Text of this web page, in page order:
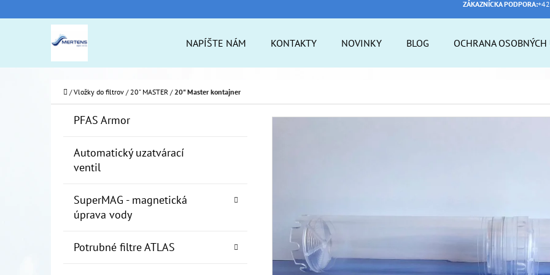
ZÁKAZNÍCKA PODPORA:
NAPÍŠTE NÁM KONTAKTY NOVINKY BLOG OCHRANA OSOBNÝCH
Domov
/ Vložky do filtrov / 20" MASTER / 20" Master kontajner
Preskočiť
PFAS Armor
Automatický uzatvárací
ventil
SuperMAG - magnetická
úprava vody
Potrubné filtre ATLAS
Í
do
obchodu
do
obchodu